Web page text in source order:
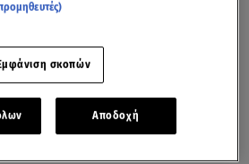
σκοπών
Αποδοχή